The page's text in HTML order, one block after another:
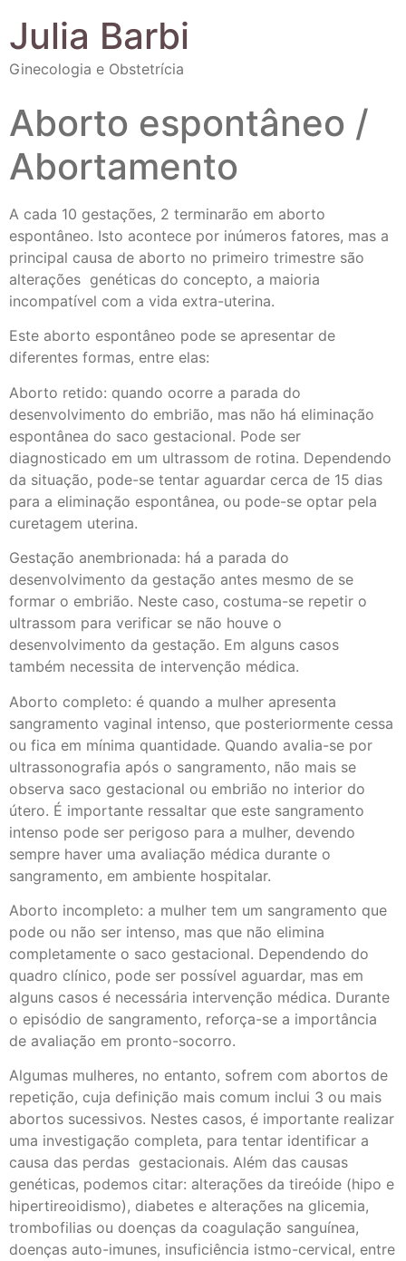
Julia Barbi
Ginecologia e Obstetrícia
Aborto espontâneo /
Abortamento
A cada 10 gestações, 2 terminarão em aborto
espontâneo. Isto acontece por inúmeros fatores, mas a
principal causa de aborto no primeiro trimestre são
alterações genéticas do concepto, a maioria
incompatível com a vida extra-uterina.
Este aborto espontâneo pode se apresentar de
diferentes formas, entre elas:
Aborto retido: quando ocorre a parada do
desenvolvimento do embrião, mas não há eliminação
espontânea do saco gestacional. Pode ser
diagnosticado em um ultrassom de rotina. Dependendo
da situação, pode-se tentar aguardar cerca de 15 dias
para a eliminação espontânea, ou pode-se optar pela
curetagem uterina.
Gestação anembrionada: há a parada do
desenvolvimento da gestação antes mesmo de se
formar o embrião. Neste caso, costuma-se repetir o
ultrassom para verificar se não houve o
desenvolvimento da gestação. Em alguns casos
também necessita de intervenção médica.
Aborto completo: é quando a mulher apresenta
sangramento vaginal intenso, que posteriormente cessa
ou fica em mínima quantidade. Quando avalia-se por
ultrassonografia após o sangramento, não mais se
observa saco gestacional ou embrião no interior do
útero. É importante ressaltar que este sangramento
intenso pode ser perigoso para a mulher, devendo
sempre haver uma avaliação médica durante o
sangramento, em ambiente hospitalar.
Aborto incompleto: a mulher tem um sangramento que
pode ou não ser intenso, mas que não elimina
completamente o saco gestacional. Dependendo do
quadro clínico, pode ser possível aguardar, mas em
alguns casos é necessária intervenção médica. Durante
o episódio de sangramento, reforça-se a importância
de avaliação em pronto-socorro.
Algumas mulheres, no entanto, sofrem com abortos de
repetição, cuja definição mais comum inclui 3 ou mais
abortos sucessivos. Nestes casos, é importante realizar
uma investigação completa, para tentar identificar a
causa das perdas gestacionais. Além das causas
genéticas, podemos citar: alterações da tireóide (hipo e
hipertireoidismo), diabetes e alterações na glicemia,
trombofilias ou doenças da coagulação sanguínea,
doenças auto-imunes, insuficiência istmo-cervical, entre